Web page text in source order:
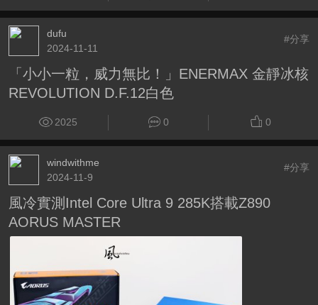
dufu
2024-11-11
#分享
「小小一粒，威力無比！」ENERMAX 金靜冰核
REVOLUTION D.F.12白色
2025 0 0
windwithme
2024-11-9
#分享
風冷實測Intel Core Ultra 9 285K搭載Z890
AORUS MASTER